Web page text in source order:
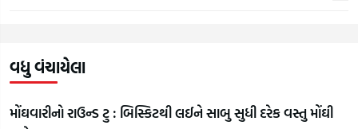
વધુ વંચાયેલા
મોંઘવારીનો રાઉન્ડ ટુ : બિસ્કિટથી લઈને સાબુ સુધી દરેક વસ્તુ મોંઘી